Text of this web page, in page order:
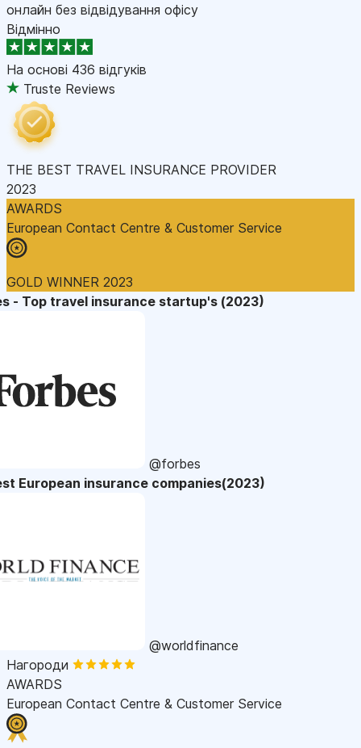
онлайн без відвідування офісу
Відмінно
На основі 436 відгуків
Truste Reviews
THE BEST TRAVEL INSURANCE PROVIDER
2023
AWARDS
European Contact Centre & Customer Service
GOLD WINNER 2023
- Top travel insurance startup's (2023)
@forbes
European insurance companies(2023)
@worldfinance
Нагороди
AWARDS
European Contact Centre & Customer Service